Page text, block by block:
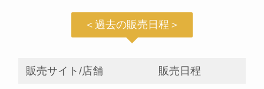
＜過去の販売日程＞
販売サイト/店舗 販売日程